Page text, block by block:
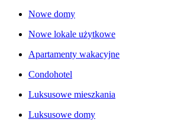
Nowe domy
Nowe lokale użytkowe
Apartamenty wakacyjne
Condohotel
Luksusowe mieszkania
Luksusowe domy